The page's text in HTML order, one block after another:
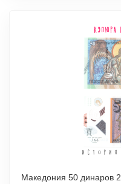
Македония 50 динаров